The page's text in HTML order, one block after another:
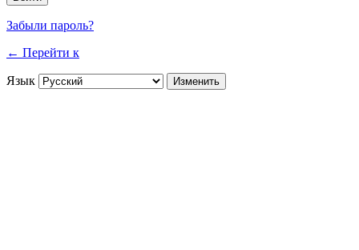
Забыли пароль?
← Перейти к
Язык